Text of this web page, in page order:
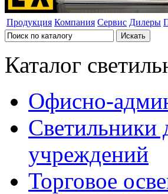
Продукция Компания Сервис Дилеры
Каталог
Офисно-
Светильники
учреждений
Торговое